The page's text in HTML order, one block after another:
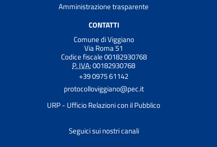
Amministrazione trasparente
CONTATTI
Comune di Viggiano
Via Roma 51
Codice fiscale 00182930768
P. IVA:00182930768
+39 0975 61142
protocolloviggiano@pec.it
URP - Ufficio Relazioni con il Pubblico
Seguici sui nostri canali